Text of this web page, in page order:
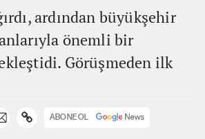
ardından büyükşehir
önemli bir
Görüşmeden ilk
ABONE OL